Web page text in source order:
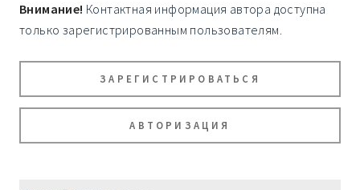
Внимание! Контактная информация автора доступна
только зарегистрированным пользователям.
ЗАРЕГИСТРИРОВАТЬСЯ
АВТОРИЗАЦИЯ